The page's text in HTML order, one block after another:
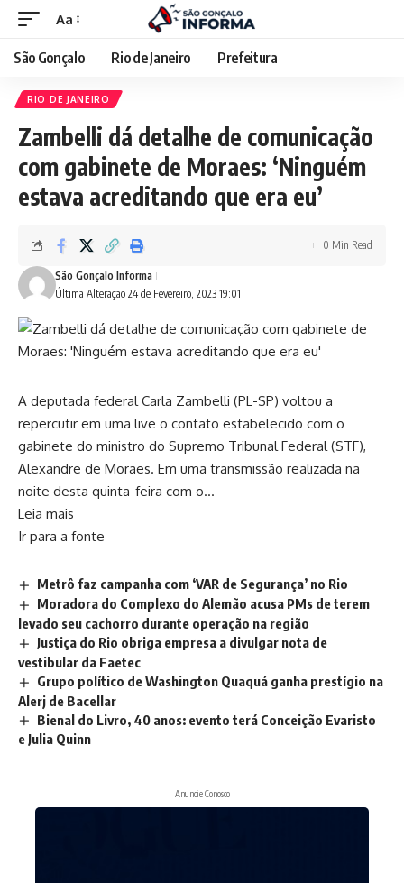
Aa
São Gonçalo Rio de Janeiro Prefeitura
RIO DE JANEIRO
Zambelli dá detalhe de comunicação
com gabinete de Moraes: ‘Ninguém
estava acreditando que era eu’
Última Alteração 24 de Fevereiro, 2023 19:01
São Gonçalo Informa
0 Min Read
A deputada federal Carla Zambelli (PL-SP) voltou a
repercutir em uma live o contato estabelecido com o
gabinete do ministro do Supremo Tribunal Federal (STF),
Alexandre de Moraes. Em uma transmissão realizada na
noite desta quinta-feira com o…
Leia mais
Ir para a fonte
Metrô faz campanha com ‘VAR de Segurança’ no Rio
Moradora do Complexo do Alemão acusa PMs de terem
levado seu cachorro durante operação na região
Justiça do Rio obriga empresa a divulgar nota de
vestibular da Faetec
Grupo político de Washington Quaquá ganha prestígio na
Alerj de Bacellar
Bienal do Livro, 40 anos: evento terá Conceição Evaristo
e Julia Quinn
Anuncie Conosco